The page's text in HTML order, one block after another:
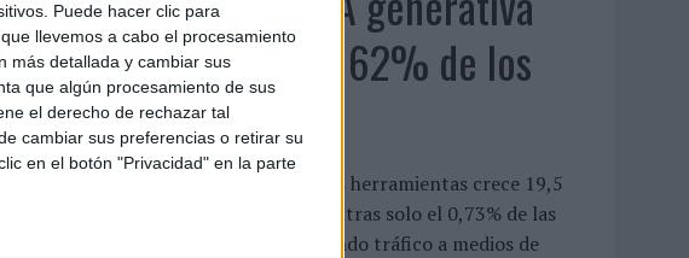
Puede hacer clic para
llevemos a cabo el procesamiento
más detallada y cambiar sus
que algún procesamiento de sus
el derecho de rechazar tal
cambiar sus preferencias o retirar su
en el botón "Privacidad" en la parte
los
mi experiencia
fijo a hacerse
que sin duda
que
tanto reitero
alcanza ya al 62% de los
españoles
La penetración de estas herramientas crece 19,5
puntos en un año, mientras solo el 0,73% de las
consultas acaba derivando tráfico a medios de